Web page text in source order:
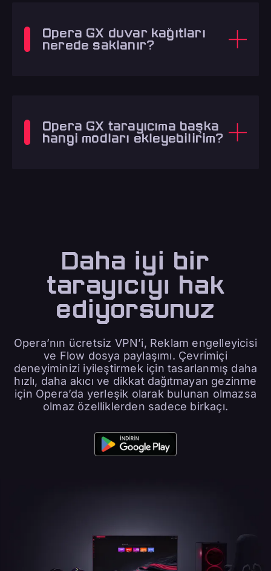
Opera GX duvar kağıtları
nerede saklanır?
Opera GX tarayıcıma başka
hangi modları ekleyebilirim?
Daha iyi bir
tarayıcıyı hak
ediyorsunuz
Opera’nın ücretsiz VPN’i, Reklam engelleyicisi
ve Flow dosya paylaşımı. Çevrimiçi
deneyiminizi iyileştirmek için tasarlanmış daha
hızlı, daha akıcı ve dikkat dağıtmayan gezinme
için Opera’da yerleşik olarak bulunan olmazsa
olmaz özelliklerden sadece birkaçı.